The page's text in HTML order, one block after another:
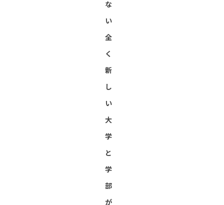
な
い
全
く
新
し
い
大
学
と
学
部
が